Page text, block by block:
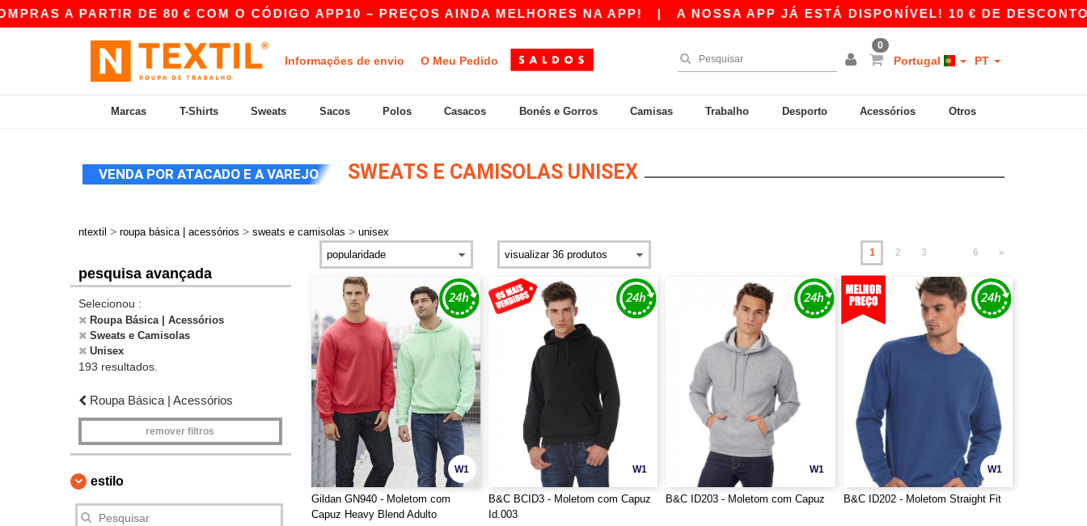
DE 80 € COM O CÓDIGO APP10 – PREÇOS AINDA MELHORES NA APP!|A NOSSA APP JÁ ESTÁ DISPONÍVEL! 10 € DE DESCONTO EM
Informações de envio O Meu Pedido
0
Portugal PT
Marcas T-Shirts Sweats Sacos Polos Casacos Bonés e Gorros Camisas Trabalho Desporto Acessórios Otros
VENDA POR ATACADO E A VAREJO SWEATS E CAMISOLAS UNISEX
ntextil > roupa básica | acessórios > sweats e camisolas > unisex
pesquisa avançada
Selecionou :
Roupa Básica | Acessórios
Sweats e Camisolas
Unisex
193 resultados.
Roupa Básica | Acessórios
remover filtros
estilo
1 2 3 6 »
W1
Gildan GN940 - Moletom com
Capuz Heavy Blend Adulto
W1
B&C BCID3 - Moletom com Capuz
Id.003
W1
B&C ID203 - Moletom com Capuz
W1
B&C ID202 - Moletom Straight Fit